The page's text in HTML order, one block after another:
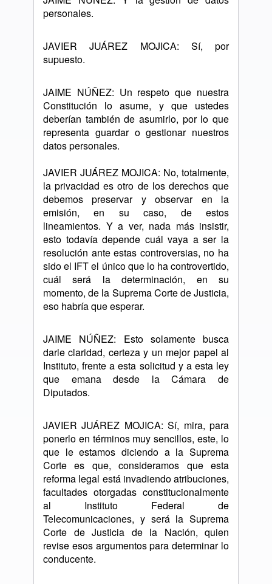
personales.
JAVIER JUÁREZ MOJICA: Sí, por
supuesto.
JAIME NÚÑEZ: Un respeto que nuestra
Constitución lo asume, y que ustedes
deberían también de asumirlo, por lo que
representa guardar o gestionar nuestros
datos personales.
JAVIER JUÁREZ MOJICA: No, totalmente,
la privacidad es otro de los derechos que
debemos preservar y observar en la
emisión, en su caso, de estos
lineamientos. Y a ver, nada más insistir,
esto todavía depende cuál vaya a ser la
resolución ante estas controversias, no ha
sido el IFT el único que lo ha controvertido,
cuál será la determinación, en su
momento, de la Suprema Corte de Justicia,
eso habría que esperar.
JAIME NÚÑEZ: Esto solamente busca
darle claridad, certeza y un mejor papel al
Instituto, frente a esta solicitud y a esta ley
que emana desde la Cámara de
Diputados.
JAVIER JUÁREZ MOJICA: Sí, mira, para
ponerlo en términos muy sencillos, este, lo
que le estamos diciendo a la Suprema
Corte es que, consideramos que esta
reforma legal está invadiendo atribuciones,
facultades otorgadas constitucionalmente
al Instituto Federal de
Telecomunicaciones, y será la Suprema
Corte de Justicia de la Nación, quien
revise esos argumentos para determinar lo
conducente.